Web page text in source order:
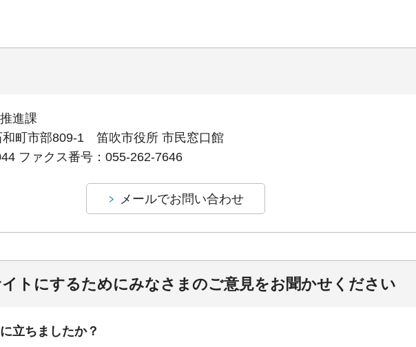
進課
町市部809-1 笛吹市役所 市民窓口館
ファクス番号：055-262-7646
トにするためにみなさまのご意見をお聞かせください
立ちましたか？